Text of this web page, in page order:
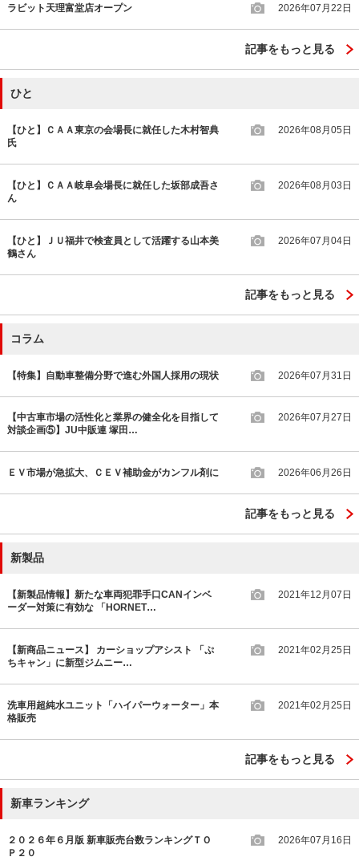
ラビット天理富堂店オープン 2026年07月22日
記事をもっと見る
ひと
【ひと】ＣＡＡ東京の会場長に就任した木村智典
氏
2026年08月05日
【ひと】ＣＡＡ岐阜会場長に就任した坂部成吾さ
ん
2026年08月03日
【ひと】ＪＵ福井で検査員として活躍する山本美
鶴さん
2026年07月04日
記事をもっと見る
コラム
【特集】自動車整備分野で進む外国人採用の現状 2026年07月31日
【中古車市場の活性化と業界の健全化を目指して
対談企画⑤】JU中販連 塚田…
2026年07月27日
ＥＶ市場が急拡大、ＣＥＶ補助金がカンフル剤に 2026年06月26日
記事をもっと見る
新製品
【新製品情報】新たな車両犯罪手口CANインベ
ーダー対策に有効な 「HORNET…
2021年12月07日
【新商品ニュース】 カーショップアシスト 「ぷ
ちキャン」に新型ジムニー…
2021年02月25日
洗車用超純水ユニット「ハイパーウォーター」本
格販売
2021年02月25日
記事をもっと見る
新車ランキング
２０２６年６月版 新車販売台数ランキングＴＯ
Ｐ２０
2026年07月16日